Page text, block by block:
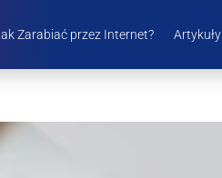
Zarabiać przez Internet? Artykuły